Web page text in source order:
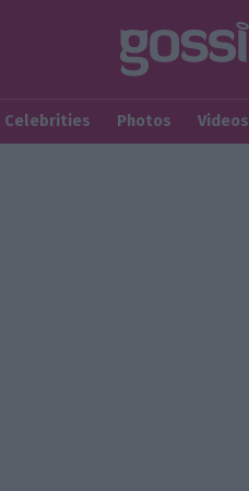
Celebrities Photos Videos